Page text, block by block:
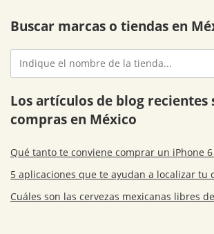
Buscar marcas o tiendas en
Los artículos de blog recientes
compras en México
Qué tanto te conviene comprar un iPhone
5 aplicaciones que te ayudan a localizar tu
Cuáles son las cervezas mexicanas libres